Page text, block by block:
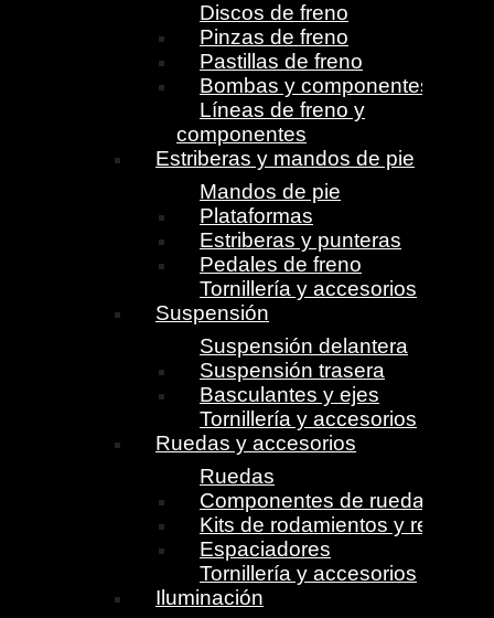
Discos de freno
Pinzas de freno
Pastillas de freno
Bombas y componentes
Líneas de freno y
componentes
Estriberas y mandos de pie
Mandos de pie
Plataformas
Estriberas y punteras
Pedales de freno
Tornillería y accesorios
Suspensión
Suspensión delantera
Suspensión trasera
Basculantes y ejes
Tornillería y accesorios
Ruedas y accesorios
Ruedas
Componentes de ruedas
Kits de rodamientos y retenes
Espaciadores
Tornillería y accesorios
Iluminación